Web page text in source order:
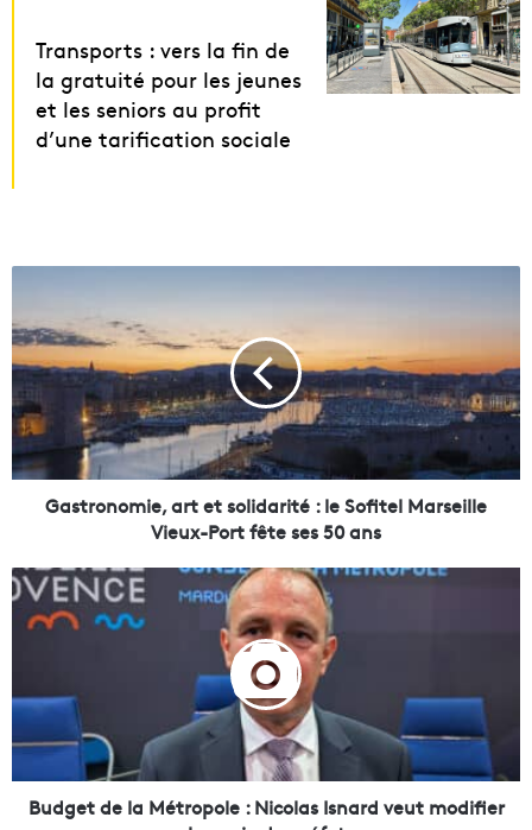
Transports : vers la fin de
la gratuité pour les jeunes
et les seniors au profit
d’une tarification sociale
s
t
r
o
n
o
m
a
r
s
o
l
i
Gastronomie, art et solidarité : le Sofitel Marseille
Vieux-Port fête ses 50 ans
B
u
t
d
e
l
Budget de la Métropole : Nicolas Isnard veut modifier